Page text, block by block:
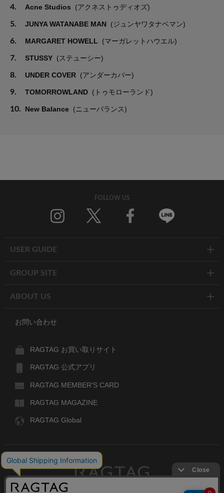
4. Acne Studios (アクネストゥディオズ)
5. JUNYA WATANABE MAN (ジュンヤワタナベマン)
6. MARGARET HOWELL (マーガレットハウエル)
7. STUSSY (ステューシー)
8. UNDER COVER (アンダーカバー)
9. TOMORROWLAND (トゥモローランド)
10. New Balance (ニューバランス)
FOLLOW US
USER GUIDE
GROUP SITE
ABOUT US
お問い合わせ
RAGTAG お買い取りサイト
RAGTAG 公式アプリ
RAGTAG MEMBER'S CARD
RAGTAG MAGAZINE
RAGTAG Global
デザイナーズブランドのユーズド・セレクトショップ